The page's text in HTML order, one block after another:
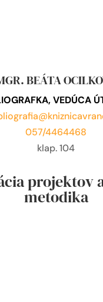
BEÁTA
VEDÚCA
057/4464468
klap. 104
projektov
metodika